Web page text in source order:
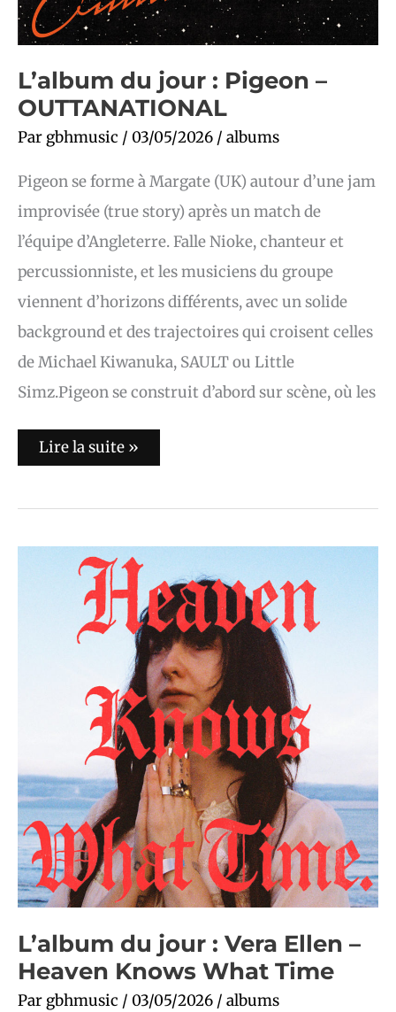
L’album du jour : Pigeon –
OUTTANATIONAL
Par gbhmusic / 03/05/2026 / albums
Pigeon se forme à Margate (UK) autour d’une jam
improvisée (true story) après un match de
l’équipe d’Angleterre. Falle Nioke, chanteur et
percussionniste, et les musiciens du groupe
viennent d’horizons différents, avec un solide
background et des trajectoires qui croisent celles
de Michael Kiwanuka, SAULT ou Little
Simz.Pigeon se construit d’abord sur scène, où les
Lire la suite »
L’album du jour : Vera Ellen –
Heaven Knows What Time
Par gbhmusic / 03/05/2026 / albums
L’album